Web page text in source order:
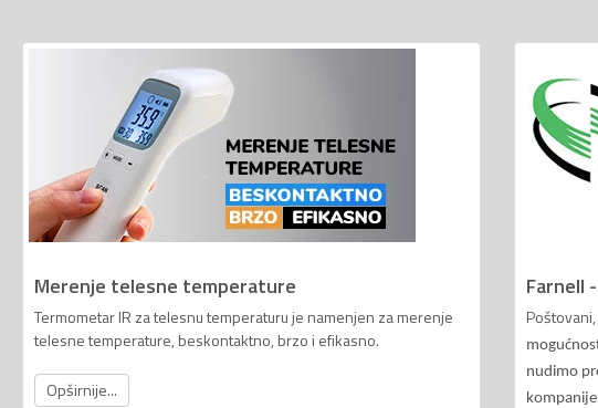
Merenje telesne temperature
Termometar IR za telesnu temperaturu je namenjen za merenje
telesne temperature, beskontaktno, brzo i efikasno.
Opširnije...
Farnell
nudimo